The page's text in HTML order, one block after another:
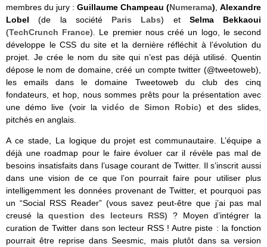
membres du jury : Guillaume Champeau (Numerama) Alexandre
Lobel (de la société Paris Labs) et Selma Bekkaoui
(TechCrunch France). Le premier nous créé un logo, le second
développe le CSS du site et la dernière réfléchit à l’évolution du
projet. Je crée le nom du site qui n’est pas déjà utilisé. Quentin
dépose le nom de domaine, créé un compte twitter (@tweetoweb),
les emails dans le domaine Tweetoweb du club des cinq
fondateurs, et hop, nous sommes prêts pour la présentation avec
une démo live (voir la vidéo de Simon Robic) et des slides,
pitchés en anglais.
A ce stade, La logique du projet est communautaire. L’équipe a
déjà une roadmap pour le faire évoluer car il révèle pas mal de
besoins insatisfaits dans l’usage courant de Twitter. Il s’inscrit aussi
dans une vision de ce que l’on pourrait faire pour utiliser plus
intelligemment les données provenant de Twitter, et pourquoi pas
un “Social RSS Reader” (vous savez peut-être que j’ai pas mal
creusé laquestion des lecteurs RSS) ? Moyen d’intégrer la
curation de Twitter dans son lecteur RSS ! Autre piste : la fonction
pourrait être reprise dans Seesmic, mais plutôt dans sa version